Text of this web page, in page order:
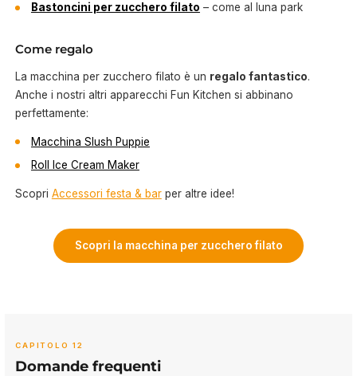
Bastoncini per zucchero filato – come al luna park
Come regalo
La macchina per zucchero filato è un regalo fantastico.
Anche i nostri altri apparecchi Fun Kitchen si abbinano
perfettamente:
Macchina Slush Puppie
Roll Ice Cream Maker
Scopri Accessori festa & barper altre idee!
Scopri la macchina per zucchero filato
CAPITOLO 12
Domande frequenti